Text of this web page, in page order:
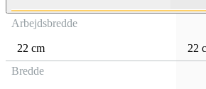
Arbejdsbredde
22 cm
22
Bredde